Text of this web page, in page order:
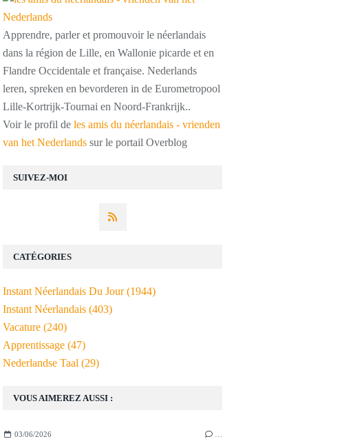
SUIVEZ-MOI
Apprendre, parler et promouvoir le néerlandais
dans la région de Lille, en Wallonie picarde et en
Flandre Occidentale et française. Nederlands
leren, spreken en bevorderen in de Eurometropool
Lille-Kortrijk-Tournai en Noord-Frankrijk..
Voir le profil de les amis du néerlandais - vrienden
van het Nederlands sur le portail Overblog
VOUS AIMEREZ AUSSI :
03/06/2026
CATÉGORIES
Instant Néerlandais Du Jour(1944)
Instant Néerlandais (403)
Vacature (240)
Apprentissage (47)
Nederlandse Taal (29)